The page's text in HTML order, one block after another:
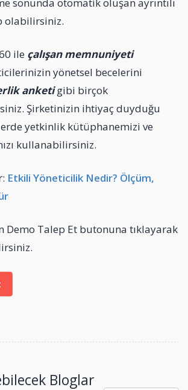
olabilirsiniz.
ile çalışan memnuniyeti
yönetsel becelerini
anketigibi birçok
Şirketinizin ihtiyaç duyduğu
yetkinlik kütüphanemizi ve
kullanabilirsiniz.
Etkili Yöneticilik Nedir? Ölçüm,
Demo Talep Et butonuna tıklayarak
Bloglar